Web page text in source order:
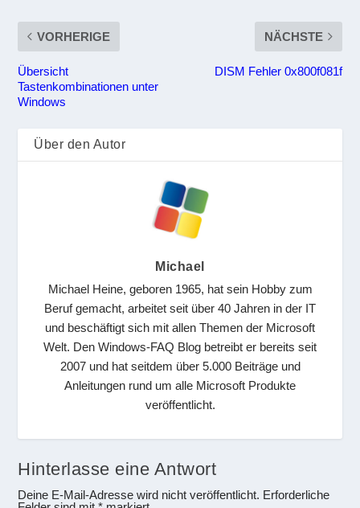
VORHERIGE
Übersicht
Tastenkombinationen unter
Windows
NÄCHSTE
DISM Fehler 0x800f081f
Über den Autor
Michael
Michael Heine, geboren 1965, hat sein Hobby zum
Beruf gemacht, arbeitet seit über 40 Jahren in der IT
und beschäftigt sich mit allen Themen der Microsoft
Welt. Den Windows-FAQ Blog betreibt er bereits seit
2007 und hat seitdem über 5.000 Beiträge und
Anleitungen rund um alle Microsoft Produkte
veröffentlicht.
Hinterlasse eine Antwort
Deine E-Mail-Adresse wird nicht veröffentlicht. Erforderliche